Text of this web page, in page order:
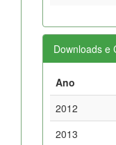
Downloads e
Ano
2012
2013